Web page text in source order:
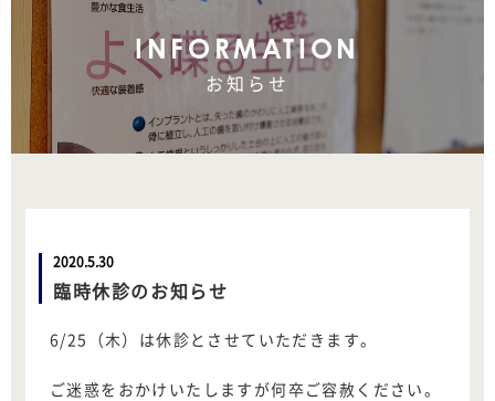
INFORMATION
お知らせ
2020.5.30
臨時休診のお知らせ
6/25（木）は休診とさせていただきます。
ご迷惑をおかけいたしますが何卒ご容赦ください。